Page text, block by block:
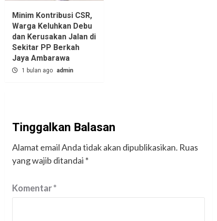
Minim Kontribusi CSR,
Warga Keluhkan Debu
dan Kerusakan Jalan di
Sekitar PP Berkah
Jaya Ambarawa‎
1 bulan ago admin
Tinggalkan Balasan
Alamat email Anda tidak akan dipublikasikan. Ruas
yang wajib ditandai *
Komentar*